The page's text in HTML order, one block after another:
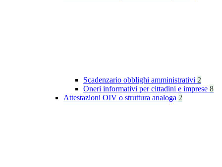
Scadenzario obblighi amministrativi 2
Oneri informativi per cittadini e imprese 8
Attestazioni OIV o struttura analoga 2